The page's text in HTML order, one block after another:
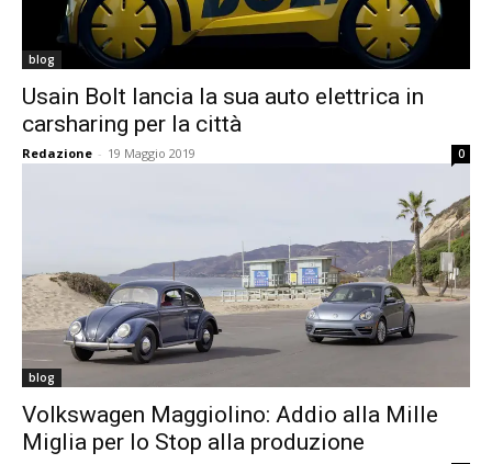
blog
Usain Bolt lancia la sua auto elettrica in
carsharing per la città
Redazione - 19 Maggio 2019 0
blog
Volkswagen Maggiolino: Addio alla Mille
Miglia per lo Stop alla produzione